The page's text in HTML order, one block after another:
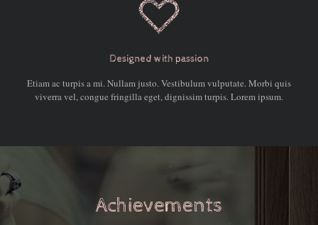
Designed with passion
Etiam ac turpis a mi. Nullam justo. Vestibulum vulputate. Morbi quis
viverra vel, congue fringilla eget, dignissim turpis. Lorem ipsum.
Achievements